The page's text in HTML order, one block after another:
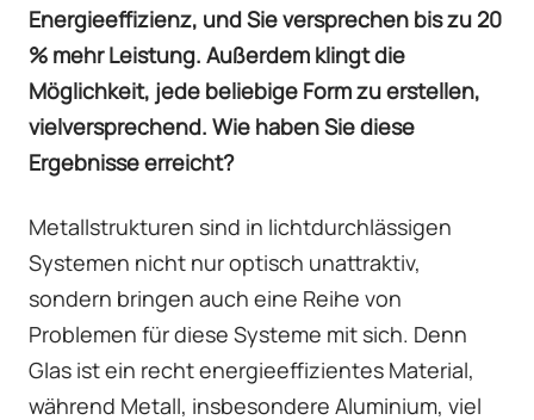
Energieeffizienz, und Sie versprechen bis zu 20
% mehr Leistung. Außerdem klingt die
Möglichkeit, jede beliebige Form zu erstellen,
vielversprechend. Wie haben Sie diese
Ergebnisse erreicht?
Metallstrukturen sind in lichtdurchlässigen
Systemen nicht nur optisch unattraktiv,
sondern bringen auch eine Reihe von
Problemen für diese Systeme mit sich. Denn
Glas ist ein recht energieeffizientes Material,
während Metall, insbesondere Aluminium, viel